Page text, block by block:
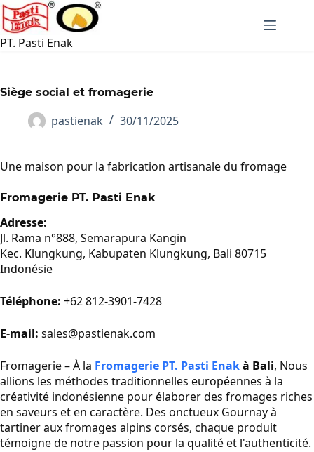
Passer
au
contenu
PT. Pasti Enak
Siège social et fromagerie
pastienak 30/11/2025
Une maison pour la fabrication artisanale du fromage
Fromagerie PT. Pasti Enak
Adresse:
Jl. Rama n°888, Semarapura Kangin
Kec. Klungkung, Kabupaten Klungkung, Bali 80715
Indonésie
Téléphone: +62 812-3901-7428
E-mail: sales@pastienak.com
Fromagerie – À la Fromagerie PT. Pasti Enakà Bali, Nous
allions les méthodes traditionnelles européennes à la
créativité indonésienne pour élaborer des fromages riches
en saveurs et en caractère. Des onctueux Gournay à
tartiner aux fromages alpins corsés, chaque produit
témoigne de notre passion pour la qualité et l'authenticité.